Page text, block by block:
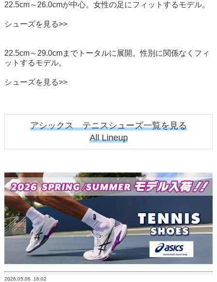
22.5cm～26.0cmが中心。女性の足にフィットするモデル。
シューズを見る>>
22.5cm～29.0cmまでトータルに展開。性別に関係なくフィ
ットするモデル。
シューズを見る>>
アシックス テニスシューズ一覧を見る
All Lineup
2026.05.06 16:02